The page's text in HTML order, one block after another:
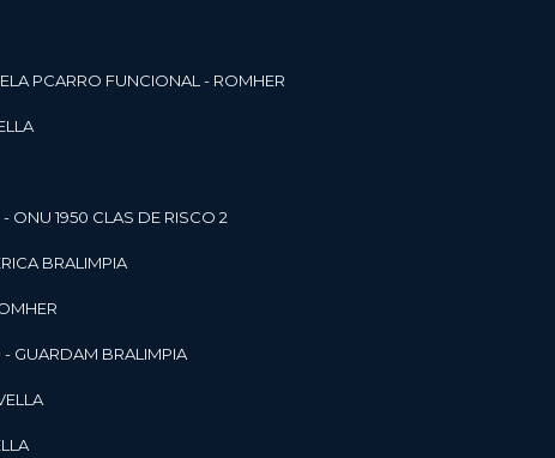
PCARRO FUNCIONAL - ROMHER
ONU 1950 CLAS DE RISCO 2
BRALIMPIA
- GUARDAM BRALIMPIA